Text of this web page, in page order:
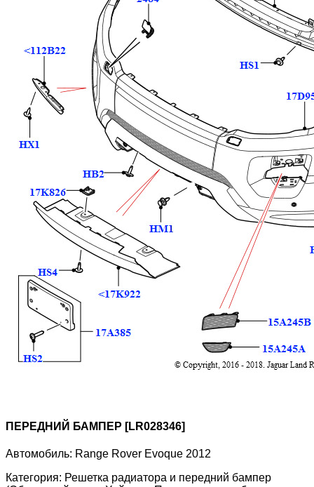
ПЕРЕДНИЙ БАМПЕР [LR028346]
Автомобиль: Range Rover Evoque 2012
Категория: Решетка радиатора и передний бампер